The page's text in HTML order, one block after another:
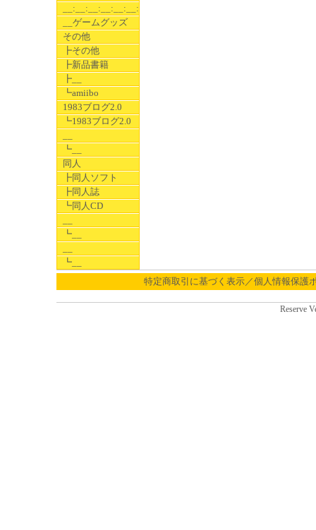
__:__:__:__:__:__:__
__ゲームグッズ
その他
┣その他
┣新品書籍
┣__
┗amiibo
1983ブログ2.0
┗1983ブログ2.0
┗__
同人
┣同人ソフト
┣同人誌
┗同人CD
┗__
┗__
特定商取引に基づく表示／個人情報保護
Reserve